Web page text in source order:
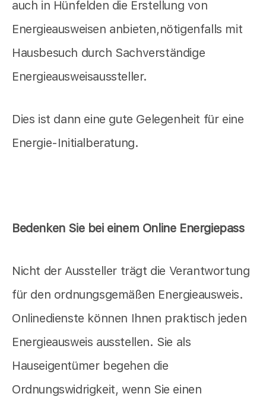
auch in Hünfelden die Erstellung von
Energieausweisen anbieten,nötigenfalls mit
Hausbesuch durch Sachverständige
Energieausweisaussteller.
Dies ist dann eine gute Gelegenheit für eine
Energie-Initialberatung.
Bedenken Sie bei einem Online Energiepass
Nicht der Aussteller trägt die Verantwortung
für den ordnungsgemäßen Energieausweis.
Onlinedienste können Ihnen praktisch jeden
Energieausweis ausstellen. Sie als
Hauseigentümer begehen die
Ordnungswidrigkeit, wenn Sie einen